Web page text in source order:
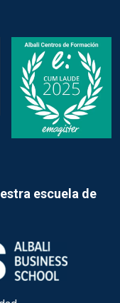
escuela de